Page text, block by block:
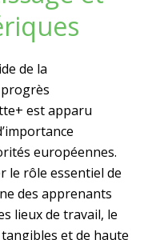
de la
est apparu
européennes.
le rôle essentiel de
des apprenants
lieux de travail, le
et de haute